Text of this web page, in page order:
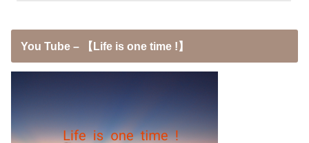
You Tube – 【Life is one time !】